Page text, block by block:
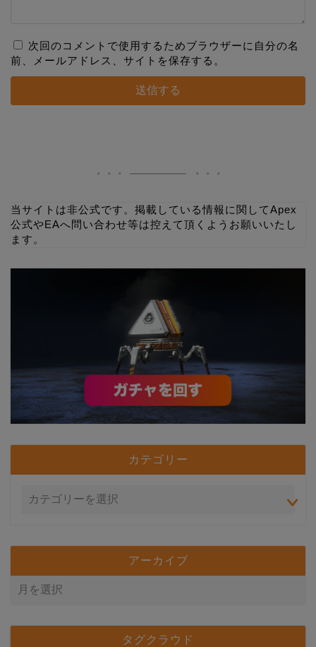
次回のコメントで使用するためブラウザーに自分の名
前、メールアドレス、サイトを保存する。
当サイトは非公式です。掲載している情報に関してApex
公式やEAへ問い合わせ等は控えて頂くようお願いいたし
ます。
カテゴリー
アーカイブ
タグクラウド